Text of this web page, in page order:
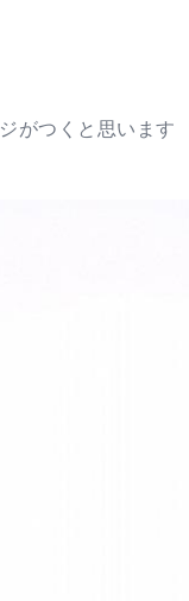
がつくと思います